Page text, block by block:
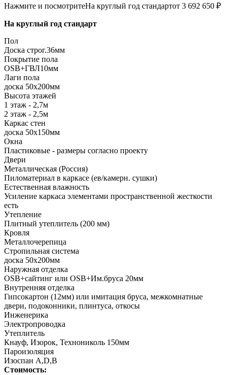
Нажмите и посмотритеНа круглый год стандартот 3 692 650 ₽
На круглый год стандарт
Пол
Доска строг.36мм
Покрытие пола
ОSB+ГВЛ10мм
Лаги пола
доска 50х200мм
Высота этажей
1 этаж - 2,7м
2 этаж - 2,5м
Каркас стен
доска 50х150мм
Окна
Пластиковые - размеры согласно проекту
Двери
Металлическая (Россия)
Пиломатериал в каркасе (ев/камерн. сушки)
Естественная влажность
Усиление каркаса элементами пространственной жесткости
есть
Утепление
Плитный утеплитель (200 мм)
Кровля
Металлочерепица
Стропильная система
доска 50х200мм
Наружная отделка
OSB+сайтинг или OSB+Им.бруса 20мм
Внутренняя отделка
Гипсокартон (12мм) или имитация бруса, межкомнатные
двери, подоконники, плинтуса, откосы
Инженерика
Электропроводка
Утеплитель
Кнауф, Изорок, Технониколь 150мм
Пароизоляция
Изоспан A,D,B
Стоимость: